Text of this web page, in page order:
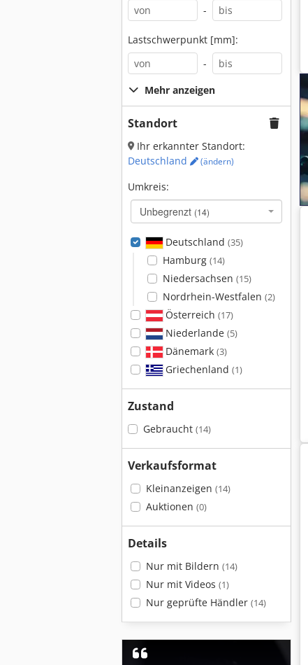
-
Lastschwerpunkt [mm]:
-
Mehr anzeigen
Standort
Ihr erkannter Standort:
Deutschland
(ändern)
Umkreis:
Unbegrenzt (14)
Deutschland (35)
Hamburg (14)
Niedersachsen (15)
Nordrhein-Westfalen (2)
Österreich (17)
Niederlande (5)
Dänemark (3)
Griechenland (1)
Zustand
Gebraucht (14)
Verkaufsformat
Kleinanzeigen (14)
Auktionen (0)
Details
Nur mit Bildern (14)
Nur mit Videos (1)
Nur geprüfte Händler (14)